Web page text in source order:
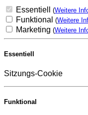
Essentiell (Weitere
Funktional (Weitere
Marketing (Weitere
Essentiell
Sitzungs-Cookie
Funktional